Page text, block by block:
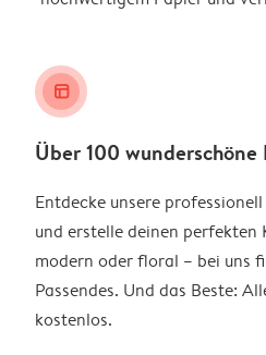
layout_alt
Über 100 wunderschöne
Entdecke unsere
und erstelle deinen perfekten
modern oder floral – bei uns
Passendes. Und das Beste:
kostenlos.